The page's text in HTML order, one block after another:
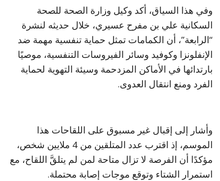
وفي هذا السياق، أكد وكيل وزارة الصحة للصحة
السكانية علي بن مفرح عسيري، خلال حديثه لنشرة
“الرابعة”، أن الكمامات تمثل حماية تنفسية مهمة ضد
الإنفلونزا وكوفيد وسائر الفيروسات التنفسية، موصيًا
بارتدائها في الأماكن المزدحمة وسيئة التهوية لحماية
الفرد ومنع انتقال العدوى.
وأشار إلى إقبال غير مسبوق على اللقاحات هذا
الموسم، إذ اقترب عدد المتلقين من 4 ملايين شخص،
مؤكدًا أن الفرصة لا تزال متاحة لمن لم يتلقَّ اللقاح، مع
استمرار الشتاء وتوقع موجات إصابة محتملة.